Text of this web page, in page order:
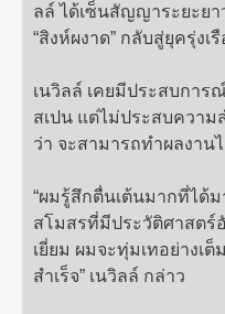
ลล์ ได้เซ็นสัญญาระยะย
“สิงห์ผงาด” กลับสู่ยุครุ่งเ
เนวิลล์ เคยมีประสบการ
สเปน แต่ไม่ประสบความ
ว่า จะสามารถทำผลงาน
“ผมรู้สึกตื่นเต้นมากที่ได้
สโมสรที่มีประวัติศาสต
เยี่ยม ผมจะทุ่มเทอย่างเ
สำเร็จ” เนวิลล์ กล่าว